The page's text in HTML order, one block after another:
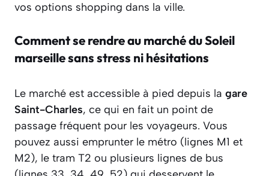
vos options shopping dans la ville.
Comment se rendre au marché du Soleil
marseille sans stress ni hésitations
Le marché est accessible à pied depuis la gare
Saint-Charles, ce qui en fait un point de
passage fréquent pour les voyageurs. Vous
pouvez aussi emprunter le métro (lignes M1 et
M2), le tram T2 ou plusieurs lignes de bus